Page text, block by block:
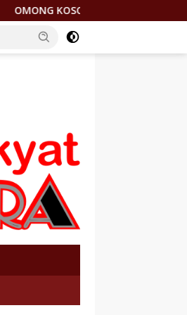
HILIRISASI NIKEL DICORET,